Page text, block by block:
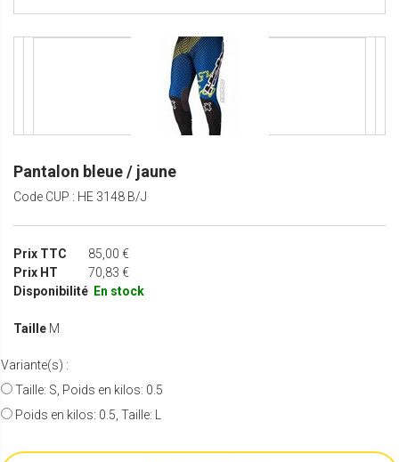
Pantalon bleue / jaune
Code CUP : HE 3148 B/J
Prix TTC
85,00 €
Prix HT
70,83 €
Disponibilité En stock
Taille M
Variante(s) :
Taille: S, Poids en kilos: 0.5
Poids en kilos: 0.5, Taille: L